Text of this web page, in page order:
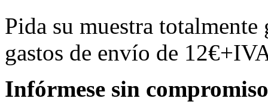
Pida su muestra
gastos de envío de
Infórmese sin